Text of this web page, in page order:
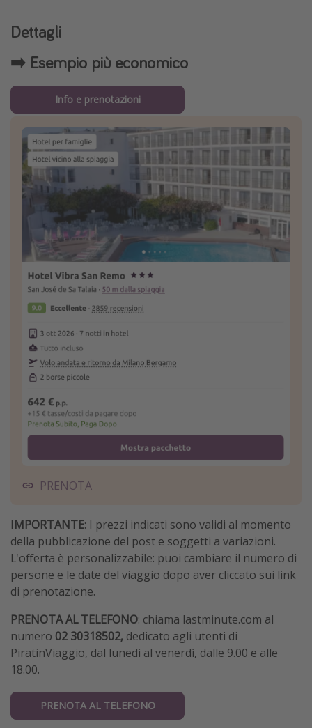
Dettagli
➡️ Esempio più economico
Info e prenotazioni
PRENOTA
IMPORTANTE: I prezzi indicati sono validi al momento
della pubblicazione del post e soggetti a variazioni.
L'offerta è personalizzabile: puoi cambiare il numero di
persone e le date del viaggio dopo aver cliccato sui link
di prenotazione.
PRENOTA AL TELEFONO: chiama lastminute.com al
numero 02 30318502, dedicato agli utenti di
PiratinViaggio, dal lunedì al venerdì, dalle 9.00 e alle
18.00.
PRENOTA AL TELEFONO